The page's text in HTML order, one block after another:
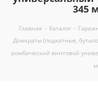
345
Главная - Каталог -
Домкраты (подкатные,
ромбический винтовой